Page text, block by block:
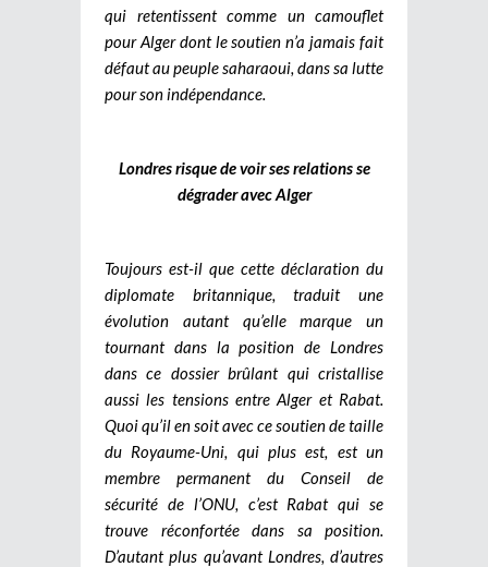
qui retentissent comme un camouflet
pour Alger dont le soutien n’a jamais fait
défaut au peuple saharaoui, dans sa lutte
pour son indépendance.
Londres risque de voir ses relations se
dégrader avec Alger
Toujours est-il que cette déclaration du
diplomate britannique, traduit une
évolution autant qu’elle marque un
tournant dans la position de Londres
dans ce dossier brûlant qui cristallise
aussi les tensions entre Alger et Rabat.
Quoi qu’il en soit avec ce soutien de taille
du Royaume-Uni, qui plus est, est un
membre permanent du Conseil de
sécurité de l’ONU, c’est Rabat qui se
trouve réconfortée dans sa position.
D’autant plus qu’avant Londres, d’autres